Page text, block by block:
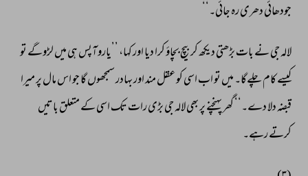
جودھائی دھری رہ جائی۔‘‘
لالہ جی نے بات بڑھتی دیکھ کر بیچ بچاؤ کرا دیا اور کہا، ’’یارو آپس ہی میں لڑوگے تو
کیسے کام چلےگا۔ میں تو اب اسی کو عقل مند اور بہادر سمجھوں گا جو اس مال پر میرا
قبضہ دلا دے۔‘‘ گھر پہنچنے پر بھی لالہ جی بڑی رات تک اسی کے متعلق باتیں
کرتے رہے۔